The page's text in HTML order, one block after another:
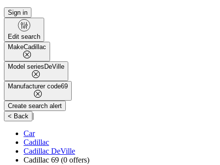
Sign in
Edit search
MakeCadillac
Model series DeVille
Manufacturer code69
Create search alert
< Back |
Car
Cadillac
Cadillac DeVille
Cadillac 69 (0 offers)